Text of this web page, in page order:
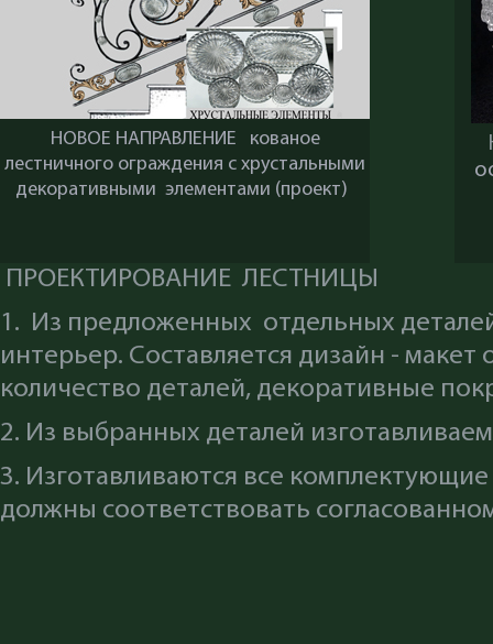
НОВОЕ НАПРАВЛЕНИЕ кованое
лестничного ограждения с хрустальными
декоративными элементами (проект)
ПРОЕКТИРОВАНИЕ ЛЕСТНИЦЫ
1. Из предложенных отдельных
интерьер. Составляется дизайн -
количество деталей, декоративные
2. Из выбранных деталей
3. Изготавливаются все
должны соответствовать